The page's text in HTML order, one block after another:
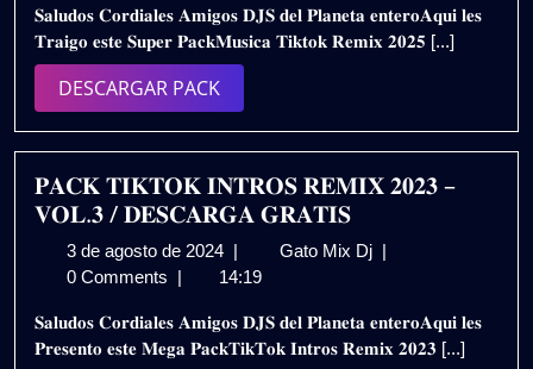
de
2025
REMIX
2025
Gratis
𝐒𝐚𝐥𝐮𝐝𝐨𝐬 𝐂𝐨𝐫𝐝𝐢𝐚𝐥𝐞𝐬 𝐀𝐦𝐢𝐠𝐨𝐬 𝐃𝐉𝐒 𝐝𝐞𝐥 𝐏𝐥𝐚𝐧𝐞𝐭𝐚 𝐞𝐧𝐭𝐞𝐫𝐨𝐀𝐪𝐮𝐢 𝐥𝐞𝐬
𝐓𝐫𝐚𝐢𝐠𝐨 𝐞𝐬𝐭𝐞 𝐒𝐮𝐩𝐞𝐫 𝐏𝐚𝐜𝐤𝐌𝐮𝐬𝐢𝐜𝐚 𝐓𝐢𝐤𝐭𝐨𝐤 𝐑𝐞𝐦𝐢𝐱 𝟐𝟎𝟐𝟓 [...]
DESCARGAR PACKDESCARGAR
PACK
𝐏𝐀𝐂𝐊 𝐓𝐈𝐊𝐓𝐎𝐊 𝐈𝐍𝐓𝐑𝐎𝐒 𝐑𝐄𝐌𝐈𝐗 𝟐𝟎𝟐𝟑 –
𝐕𝐎𝐋.𝟑 / 𝐃𝐄𝐒𝐂𝐀𝐑𝐆𝐀 𝐆𝐑𝐀𝐓𝐈𝐒
3 de agosto de 2024 3
de
de
2024
| Gato Mix Dj 𝐏𝐀𝐂𝐊
𝐑𝐄𝐌𝐈𝐗
𝟐𝟎𝟐𝟑
|
0 Comments | 14:19
𝐒𝐚𝐥𝐮𝐝𝐨𝐬 𝐂𝐨𝐫𝐝𝐢𝐚𝐥𝐞𝐬 𝐀𝐦𝐢𝐠𝐨𝐬 𝐃𝐉𝐒 𝐝𝐞𝐥 𝐏𝐥𝐚𝐧𝐞𝐭𝐚 𝐞𝐧𝐭𝐞𝐫𝐨𝐀𝐪𝐮𝐢 𝐥𝐞𝐬
𝐏𝐫𝐞𝐬𝐞𝐧𝐭𝐨 𝐞𝐬𝐭𝐞 𝐌𝐞𝐠𝐚 𝐏𝐚𝐜𝐤𝐓𝐢𝐤𝐓𝐨𝐤 𝐈𝐧𝐭𝐫𝐨𝐬 𝐑𝐞𝐦𝐢𝐱 𝟐𝟎𝟐𝟑 [...]